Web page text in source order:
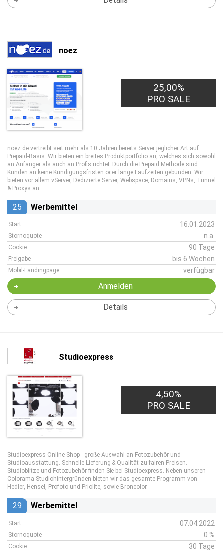
noez
25,00%
PRO SALE
noez.de vertreibt seit mehr als 10 Jahren bereits Server jeglicher Art auf
Prepaid-Basis. Wir bieten ein breites Produktportfolio an, welches sich sowohl
an Anfänger als auch an Profis richtet. Durch die Prepaid Methode sind
Kunden an keine Kündigungsfristen oder lange Laufzeiten gebunden. Wir
bieten vor allem vServer, Dedizierte Server, Webspace, Domains, VPNs, Tunnel
& Proxys an.
25 Werbemittel
Start 16.01.2023
Stornoquote n.a.
Cookie 90 Tage
Freigabe bis 6 Wochen
Mobil-Landingpage verfügbar
Anmelden
Details
Studioexpress
4,50%
PRO SALE
Studioexpress Online Shop - große Auswahl an Fotozubehör und
Studioausstattung. Schnelle Lieferung & Qualität zu fairen Preisen.
Studioblitze und Fotozubehör finden Sie bei Studioexpress. Neben unseren
Colorama-Studiohintergründen bieten wir das gesamte Programm von
Hedler, Hensel, Profoto und Priolite, sowie Broncolor.
29 Werbemittel
Start 07.04.2022
Stornoquote 0 %
Cookie 30 Tage